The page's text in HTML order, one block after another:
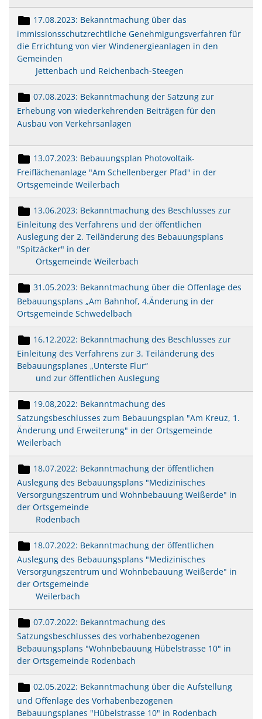
17.08.2023: Bekanntmachung über das
immissionsschutzrechtliche Genehmigungsverfahren für
die Errichtung von vier Windenergieanlagen in den
Gemeinden
Jettenbach und Reichenbach-Steegen
07.08.2023: Bekanntmachung der Satzung zur
Erhebung von wiederkehrenden Beiträgen für den
Ausbau von Verkehrsanlagen
13.07.2023: Bebauungsplan Photovoltaik-
Freiflächenanlage "Am Schellenberger Pfad" in der
Ortsgemeinde Weilerbach
13.06.2023: Bekanntmachung des Beschlusses zur
Einleitung des Verfahrens und der öffentlichen
Auslegung der 2. Teiländerung des Bebauungsplans
"Spitzäcker" in der
Ortsgemeinde Weilerbach
31.05.2023: Bekanntmachung über die Offenlage des
Bebauungsplans „Am Bahnhof, 4.Änderung in der
Ortsgemeinde Schwedelbach
16.12.2022: Bekanntmachung des Beschlusses zur
Einleitung des Verfahrens zur 3. Teiländerung des
Bebauungsplanes „Unterste Flur“
und zur öffentlichen Auslegung
19.08,2022: Bekanntmachung des
Satzungsbeschlusses zum Bebauungsplan "Am Kreuz, 1.
Änderung und Erweiterung" in der Ortsgemeinde
Weilerbach
18.07.2022: Bekanntmachung der öffentlichen
Auslegung des Bebauungsplans "Medizinisches
Versorgungszentrum und Wohnbebauung Weißerde" in
der Ortsgemeinde
Rodenbach
18.07.2022: Bekanntmachung der öffentlichen
Auslegung des Bebauungsplans "Medizinisches
Versorgungszentrum und Wohnbebauung Weißerde" in
der Ortsgemeinde
Weilerbach
07.07.2022: Bekanntmachung des
Satzungsbeschlusses des vorhabenbezogenen
Bebauungsplans "Wohnbebauung Hübelstrasse 10" in
der Ortsgemeinde Rodenbach
02.05.2022: Bekanntmachung über die Aufstellung
und Offenlage des Vorhabenbezogenen
Bebauungsplanes "Hübelstrasse 10" in Rodenbach